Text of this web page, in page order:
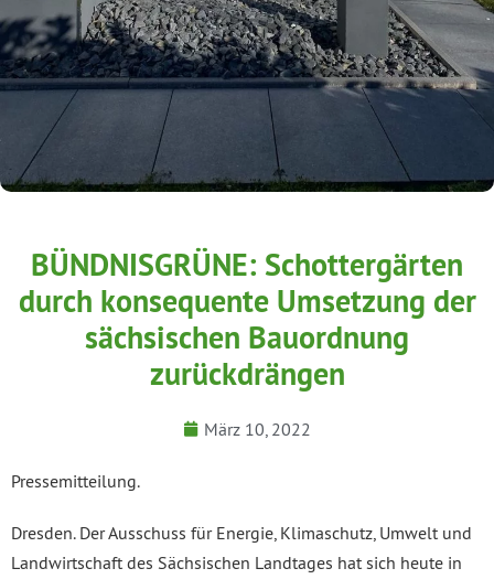
BÜNDNISGRÜNE: Schottergärten
durch konsequente Umsetzung der
sächsischen Bauordnung
zurückdrängen
März 10, 2022
Pressemitteilung.
Dresden. Der Ausschuss für Energie, Klimaschutz, Umwelt und
Landwirtschaft des Sächsischen Landtages hat sich heute in